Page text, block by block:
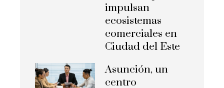
impulsan
ecosistemas
comerciales en
Ciudad del Este
Asunción, un
centro